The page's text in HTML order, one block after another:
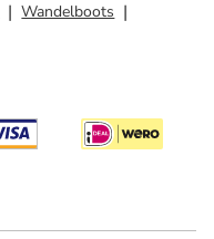
Wandelboots